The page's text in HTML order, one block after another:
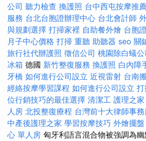
公司 聽力檢查 換護照 台中西屯按摩推
服務 台北台胞證辦理中心 台北會計師
與規劃選擇 打掃家裡 自助餐外燴 台胞
月子中心價格 打掃 重聽 助聽器 seo 關
旅行社代辦護照 徵信公司 桃園除白蟻公
冰箱 德國 新竹整復服務 換護照 白內障
牙橋 如何進行公司設立 近視雷射 台南
經絡按摩學習課程 如何進行公司設立
位行銷技巧的最佳選擇 清潔工 護理之
人房 北投整復療程 台灣前十大律師事
中產後護理之家 學習按摩技巧 外燴擺盤
心 單人房 匈牙利語言混合物被強調為